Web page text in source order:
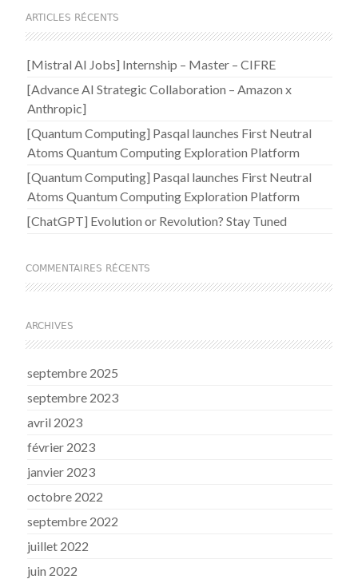
ARTICLES RÉCENTS
[Mistral AI Jobs] Internship – Master – CIFRE
[Advance AI Strategic Collaboration – Amazon x
Anthropic]
[Quantum Computing] Pasqal launches First Neutral
Atoms Quantum Computing Exploration Platform
[Quantum Computing] Pasqal launches First Neutral
Atoms Quantum Computing Exploration Platform
[ChatGPT] Evolution or Revolution? Stay Tuned
COMMENTAIRES RÉCENTS
ARCHIVES
septembre 2025
septembre 2023
avril 2023
février 2023
janvier 2023
octobre 2022
septembre 2022
juillet 2022
juin 2022